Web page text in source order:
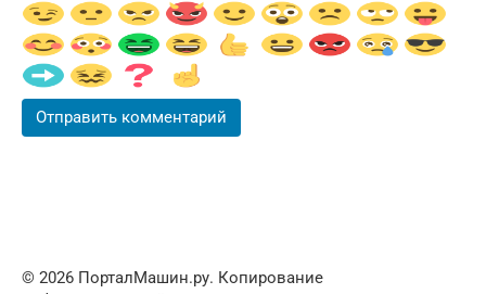
© 2026 ПорталМашин.ру. Копирование